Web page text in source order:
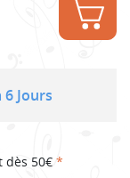
Jours
dès 50€ *